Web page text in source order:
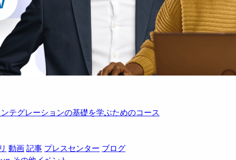
テグレーションの基礎を学ぶためのコース
動画記事 プレスセンター ブログ